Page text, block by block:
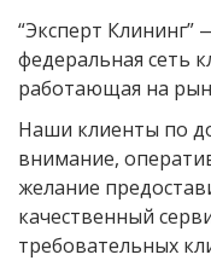
“Эксперт Клининг”
федеральная сеть
работающая на
Наши клиенты по
внимание,
желание
качественный
требовательных